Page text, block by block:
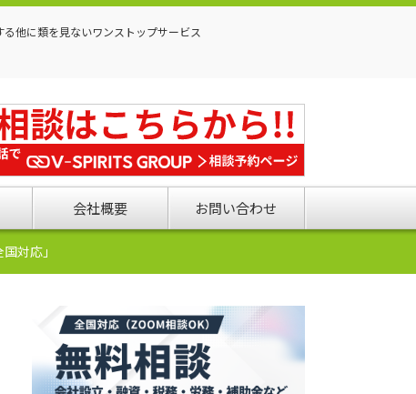
他に類を見ないワンストップサービス
会社概要 お問い合わせ
対応」